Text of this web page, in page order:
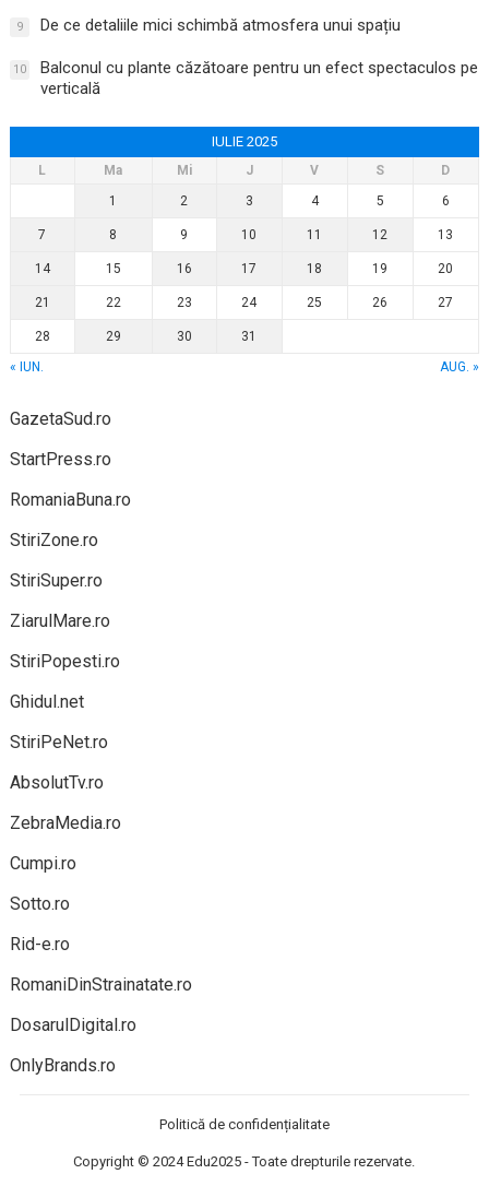
9 De ce detaliile mici schimbă atmosfera unui spațiu
10
Balconul cu plante căzătoare pentru un efect spectaculos pe
verticală
IULIE 2025
L Ma Mi J V S
D
1
2 3 4 5 6
7 8 9 10 11 12 13
14 15 16 17 18 19 20
21 22 23 24 25 26 27
28 29 30
31
« IUN.
AUG. »
GazetaSud.ro
StartPress.ro
RomaniaBuna.ro
StiriZone.ro
StiriSuper.ro
ZiarulMare.ro
StiriPopesti.ro
Ghidul.net
StiriPeNet.ro
AbsolutTv.ro
ZebraMedia.ro
Cumpi.ro
Sotto.ro
Rid-e.ro
RomaniDinStrainatate.ro
DosarulDigital.ro
OnlyBrands.ro
Politică de confidențialitate
Copyright © 2024Edu2025 - Toate drepturile rezervate.